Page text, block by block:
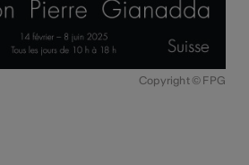
Copyright © FPG